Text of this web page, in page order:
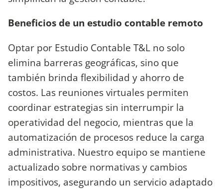
Beneficios de un estudio contable remoto
Optar por Estudio Contable T&L no solo
elimina barreras geográficas, sino que
también brinda flexibilidad y ahorro de
costos. Las reuniones virtuales permiten
coordinar estrategias sin interrumpir la
operatividad del negocio, mientras que la
automatización de procesos reduce la carga
administrativa. Nuestro equipo se mantiene
actualizado sobre normativas y cambios
impositivos, asegurando un servicio adaptado